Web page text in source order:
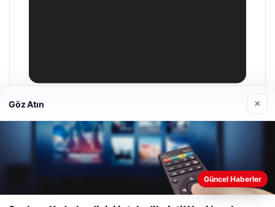
Enes Kaplan Avukatlık Bürosu
28/04/2026
Web sitemizi nasıl kullandığınızı daha iyi anlayabilmek,
deneyiminizi kişiselleştirmek ve geliştirmek amacıyla çerezler
Göz Atın ×
Güncel Haberler